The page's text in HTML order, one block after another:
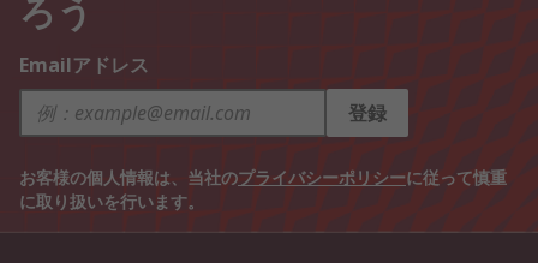
Emailアドレス
登録
お客様の個人情報は、当社のプライバシーポリシーに従って慎重
に取り扱いを行います。